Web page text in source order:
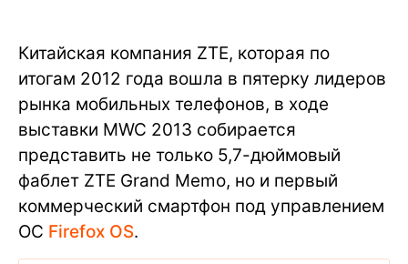
Китайская компания ZTE, которая по
итогам 2012 года вошла в пятерку лидеров
рынка мобильных телефонов, в ходе
выставки MWC 2013 собирается
представить не только 5,7-дюймовый
фаблет ZTE Grand Memo, но и первый
коммерческий смартфон под управлением
ОС Firefox OS.